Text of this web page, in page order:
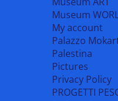
Museum
My account
Palazzo
Palestina
Pictures
Privacy Policy
PROGETTI